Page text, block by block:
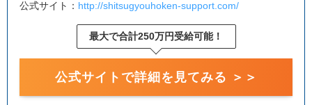
公式サイト： http://shitsugyouhoken-support.com/
最大で合計250万円受給可能！
公式サイトで詳細を見てみる ＞＞